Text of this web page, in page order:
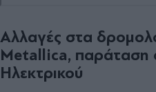
Αλλαγές στα
Metallica, παράταση
Ηλεκτρικού